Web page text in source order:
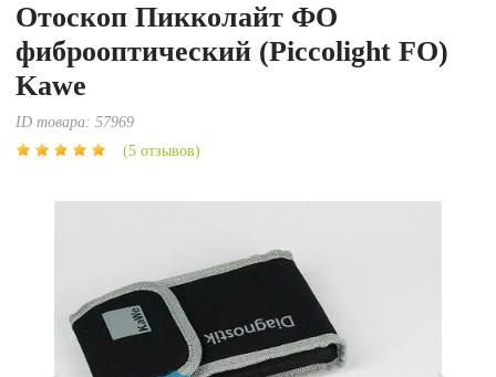
Отоскоп Пикколайт ФО
фиброоптический (Piccolight FO)
Kawe
ID товара:57969
(5 отзывов)